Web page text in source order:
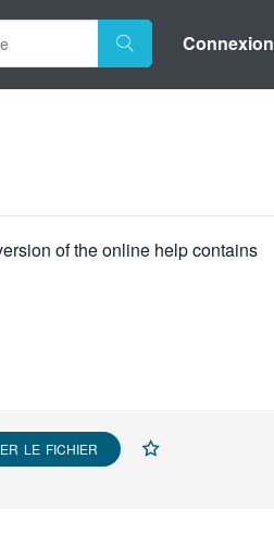
Connexion
of the online help contains
LE FICHIER